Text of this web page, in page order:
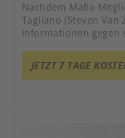
Nachdem Mafia-
Tagliano (Steven
Informationen gegen
aufgenommen. Als
wählt er das
JETZT 7 TAGE